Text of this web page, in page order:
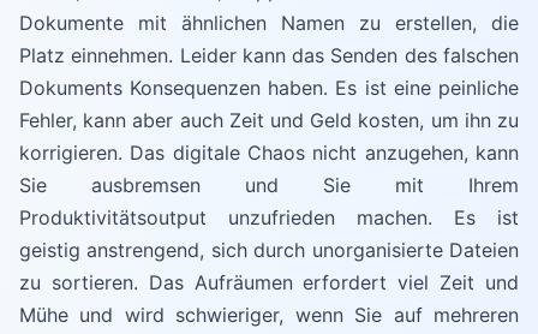
Dokumente mit ähnlichen Namen zu erstellen, die
Platz einnehmen. Leider kann das Senden des falschen
Dokuments Konsequenzen haben. Es ist eine peinliche
Fehler, kann aber auch Zeit und Geld kosten, um ihn zu
korrigieren. Das digitale Chaos nicht anzugehen, kann
Sie ausbremsen und Sie mit Ihrem
Produktivitätsoutput unzufrieden machen. Es ist
geistig anstrengend, sich durch unorganisierte Dateien
zu sortieren. Das Aufräumen erfordert viel Zeit und
Mühe und wird schwieriger, wenn Sie auf mehreren